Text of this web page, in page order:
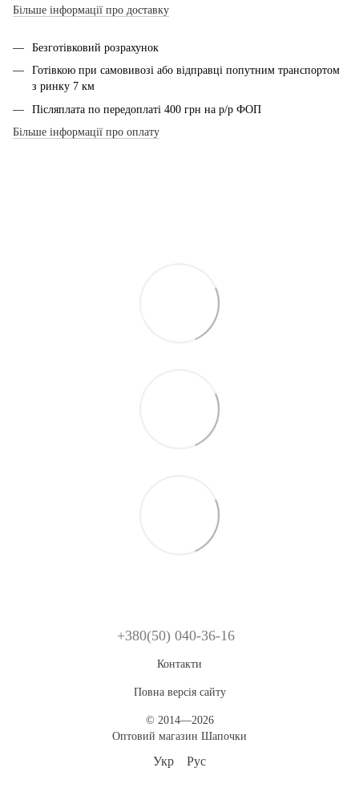
Більше інформації про доставку
Безготівковий розрахунок
Готівкою при самовивозі або відправці попутним транспортом
з ринку 7 км
Післяплата по передоплаті 400 грн на р/р ФОП
Більше інформації про оплату
+380(50) 040-36-16
Контакти
Повна версія сайту
© 2014—2026
Оптовий магазин Шапочки
Укр Рус